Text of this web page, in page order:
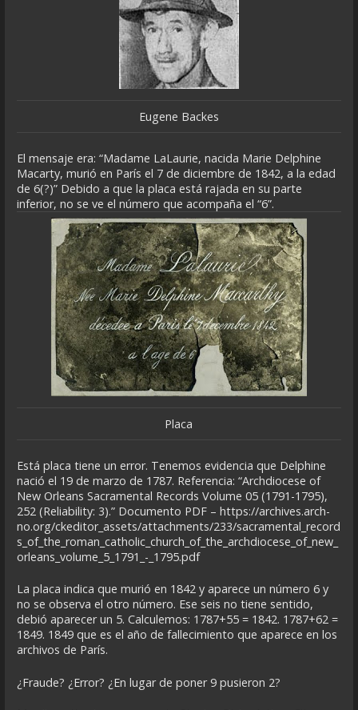
Eugene Backes
El mensaje era: “Madame LaLaurie, nacida Marie Delphine
Macarty, murió en París el 7 de diciembre de 1842, a la edad
de 6(?)” Debido a que la placa está rajada en su parte
inferior, no se ve el número que acompaña el “6”.
Placa
Está placa tiene un error. Tenemos evidencia que Delphine
nació el 19 de marzo de 1787. Referencia: “Archdiocese of
New Orleans Sacramental Records Volume 05 (1791-1795),
252 (Reliability: 3).” Documento PDF – https://archives.arch-
no.org/ckeditor_assets/attachments/233/sacramental_record
s_of_the_roman_catholic_church_of_the_archdiocese_of_new_
orleans_volume_5_1791_-_1795.pdf
La placa indica que murió en 1842 y aparece un número 6 y
no se observa el otro número. Ese seis no tiene sentido,
debió aparecer un 5. Calculemos: 1787+55 = 1842. 1787+62 =
1849. 1849 que es el año de fallecimiento que aparece en los
archivos de París.
¿Fraude? ¿Error? ¿En lugar de poner 9 pusieron 2?